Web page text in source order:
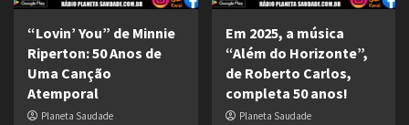
“Lovin’ You” de Minnie
Riperton: 50 Anos de
Uma Canção
Atemporal
Planeta Saudade
Em 2025, a música
“Além do Horizonte”,
de Roberto Carlos,
completa 50 anos!
Planeta Saudade